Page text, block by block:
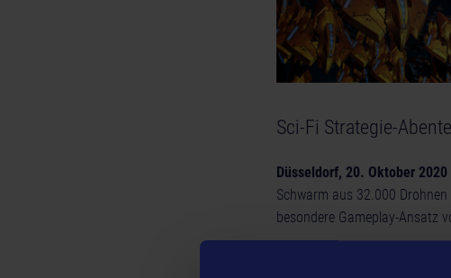
Sci-Fi Strategie-
Düsseldorf, 20. Oktober 2020
Schwarm aus 32.000
besondere Gameplay-Ansatz